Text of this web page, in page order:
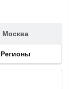
Москва
Регионы